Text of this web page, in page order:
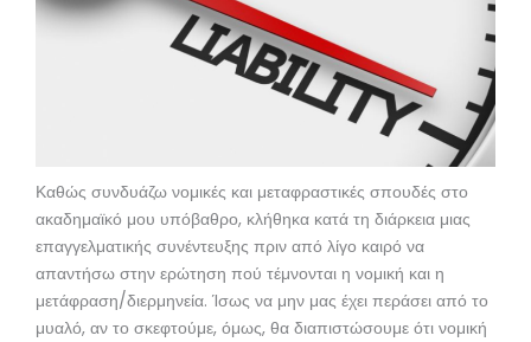
Καθώς συνδυάζω νομικές και μεταφραστικές σπουδές στο
ακαδημαϊκό μου υπόβαθρο, κλήθηκα κατά τη διάρκεια μιας
επαγγελματικής συνέντευξης πριν από λίγο καιρό να
απαντήσω στην ερώτηση πού τέμνονται η νομική και η
μετάφραση/διερμηνεία. Ίσως να μην μας έχει περάσει από το
μυαλό, αν το σκεφτούμε, όμως, θα διαπιστώσουμε ότι νομική